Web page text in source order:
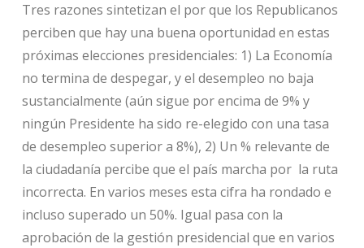
Tres razones sintetizan el por que los Republicanos
perciben que hay una buena oportunidad en estas
próximas elecciones presidenciales: 1) La Economía
no termina de despegar, y el desempleo no baja
sustancialmente (aún sigue por encima de 9% y
ningún Presidente ha sido re-elegido con una tasa
de desempleo superior a 8%), 2) Un % relevante de
la ciudadanía percibe que el país marcha por la ruta
incorrecta. En varios meses esta cifra ha rondado e
incluso superado un 50%. Igual pasa con la
aprobación de la gestión presidencial que en varios